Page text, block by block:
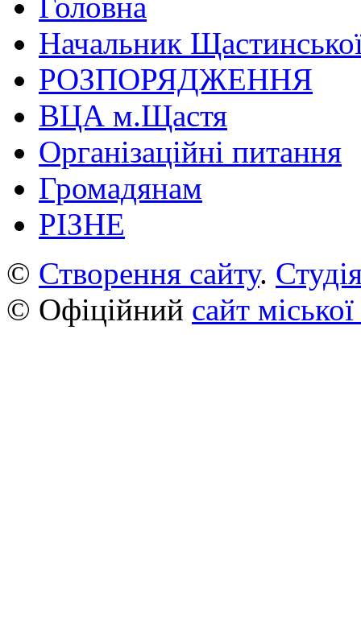
Начальник
РОЗПОРЯДЖЕННЯ
ВЦА м.Щастя
Організаційні питання
Громадянам
РІЗНЕ
© Створення сайту.
© Офіційний сайт